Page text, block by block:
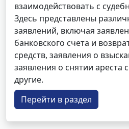
взаимодействовать с
Здесь представлены
заявлений, включая
банковского счета и
средств, заявления о
заявления о снятии ареста
другие.
Перейти в раздел